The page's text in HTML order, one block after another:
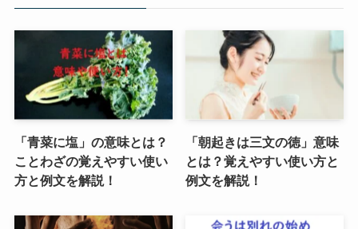
「青菜に塩」の意味とは？
ことわざの覚えやすい使い
方と例文を解説！
「朝起きは三文の徳」意味
とは？覚えやすい使い方と
例文を解説！